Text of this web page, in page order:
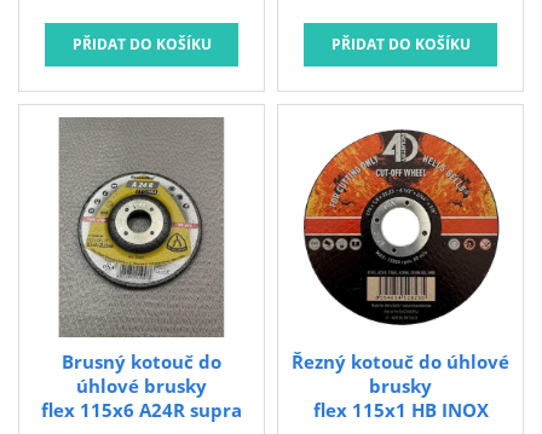
flex 115x6 A24R supra
Brusný kotouč do
úhlové brusky
flex 115x1 HB INOX
Řezný kotouč do úhlové
brusky